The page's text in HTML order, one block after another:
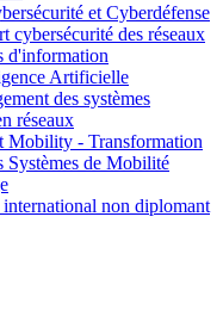
et Cyberdéfense
cybersécurité des réseaux
d'information
Artificielle
des systèmes
réseaux
Mobility - Transformation
Systèmes de Mobilité
non diplomant